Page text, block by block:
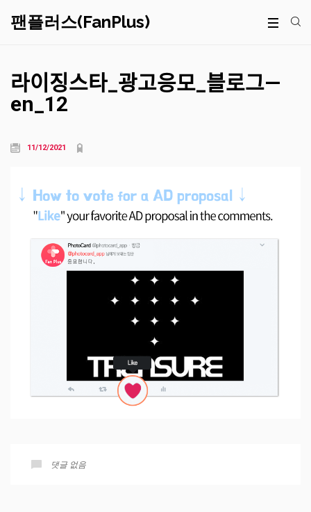
팬플러스(FanPlus)
라이징스타_광고응모_블로그—
en_12
11/12/2021
댓글 없음